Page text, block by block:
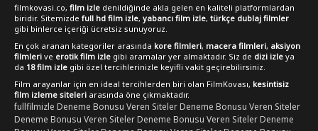
filmkovasi.co, film izle denildiğinde akla gelen en kaliteli platformlardan
biridir. Sitemizde full hd film izle, yabancı film izle, türkçe dublaj filmler
gibi binlerce içeriği ücretsiz sunuyoruz.
En çok aranan kategoriler arasında kore filmleri, macera filmleri, aksiyon
filmleri ve erotik film izle gibi aramalar yer almaktadır. Siz de dizi izle ya
da 18 film izle gibi özel tercihlerinizle keyifli vakit geçirebilirsiniz.
Film arayanlar için en ideal tercihlerden biri olan FilmKovası, kesintisiz
film izleme siteleri arasında öne çıkmaktadır.
fullfilmizle Deneme Bonusu Veren SitelerDeneme Bonusu Veren Siteler
Deneme Bonusu Veren SitelerDeneme Bonusu Veren SitelerDeneme